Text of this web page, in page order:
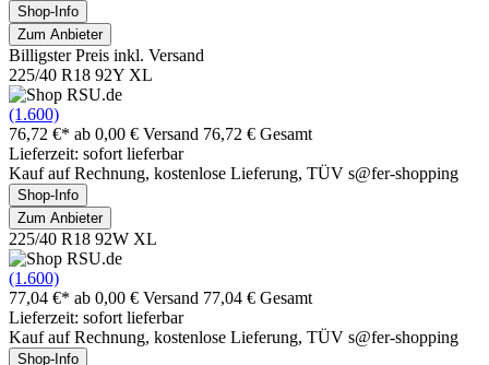
Shop-Info
Zum Anbieter
Billigster Preis inkl. Versand
225/40 R18 92Y XL
(1.600)
76,72 €* ab 0,00 € Versand 76,72 € Gesamt
Lieferzeit: sofort lieferbar
Kauf auf Rechnung, kostenlose Lieferung, TÜV s@fer-shopping
Shop-Info
Zum Anbieter
225/40 R18 92W XL
(1.600)
77,04 €* ab 0,00 € Versand 77,04 € Gesamt
Lieferzeit: sofort lieferbar
Kauf auf Rechnung, kostenlose Lieferung, TÜV s@fer-shopping
Shop-Info